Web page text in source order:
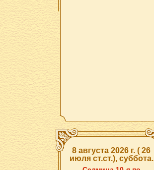
8 августа 2026 г. ( 26
июля ст.ст.), суббота.